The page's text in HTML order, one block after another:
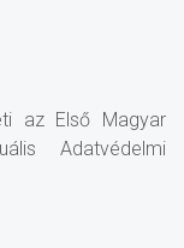
az Első Magyar
Adatvédelmi